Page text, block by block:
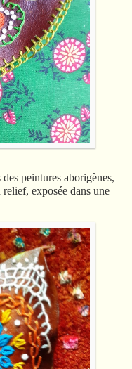
peintures aborigènes,
exposée dans une